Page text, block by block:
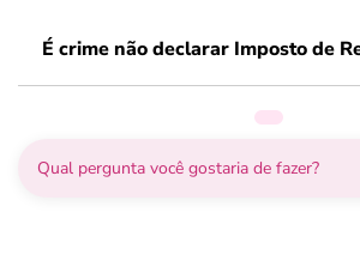
É crime não declarar Imposto de